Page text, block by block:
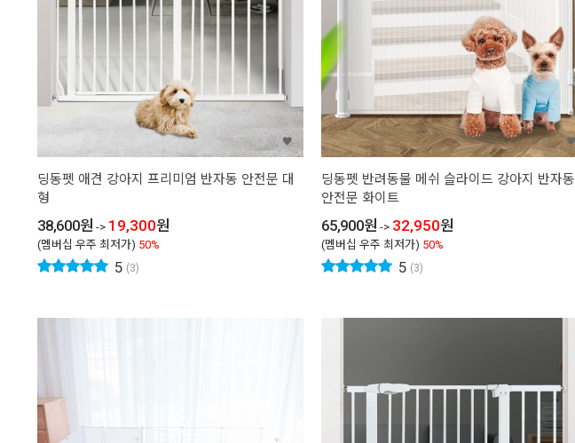
딩동펫 애견 강아지 프리미엄 반자동 안전문 대
형
38,600원 -> 19,300원
(멤버십 우주 최저가) 50%
5 (3)
딩동펫 반려동물 메쉬 슬라이드 강아지 반자동
안전문 화이트
65,900원 -> 32,950원
(멤버십 우주 최저가) 50%
5 (3)